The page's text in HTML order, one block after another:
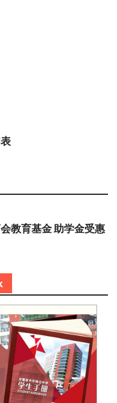
教育基金 助学金受惠